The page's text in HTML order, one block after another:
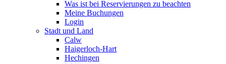
Was ist bei Reservierungen zu beachten
Meine Buchungen
Login
Stadt und Land
Calw
Haigerloch-Hart
Hechingen